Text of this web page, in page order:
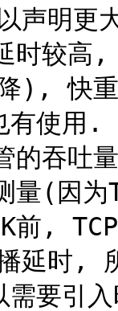
声明更
时较高,
), 快
有使用.
的吞吐
量(因
前,
延时,
要引